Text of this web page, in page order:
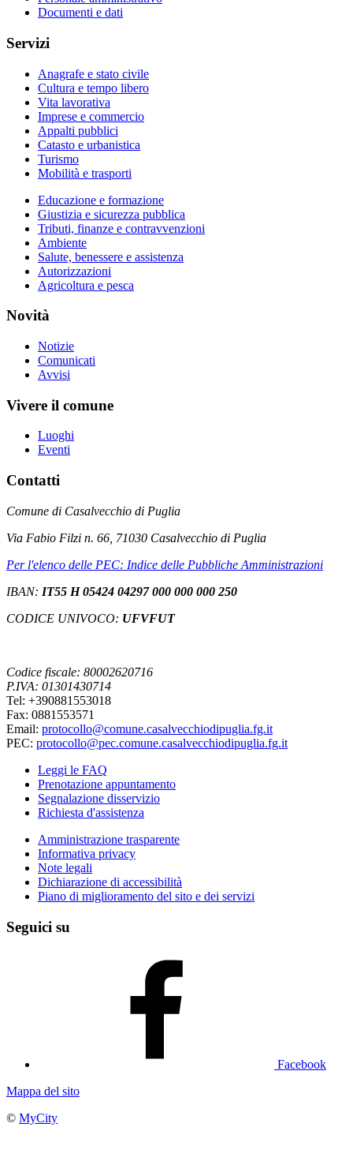
Documenti e dati
Servizi
Anagrafe e stato civile
Cultura e tempo libero
Vita lavorativa
Imprese e commercio
Appalti pubblici
Catasto e urbanistica
Turismo
Mobilità e trasporti
Educazione e formazione
Giustizia e sicurezza pubblica
Tributi, finanze e contravvenzioni
Ambiente
Salute, benessere e assistenza
Autorizzazioni
Agricoltura e pesca
Novità
Notizie
Comunicati
Avvisi
Vivere il comune
Luoghi
Eventi
Contatti
Comune di Casalvecchio di Puglia
Via Fabio Filzi n. 66, 71030 Casalvecchio di Puglia
Per l'elenco delle PEC: Indice delle Pubbliche Amministrazioni
IBAN: IT55 H 05424 04297 000 000 000 250
CODICE UNIVOCO: UFVFUT
Codice fiscale: 80002620716
P.IVA: 01301430714
Tel: +390881553018
Fax: 0881553571
Email: protocollo@comune.casalvecchiodipuglia.fg.it
PEC: protocollo@pec.comune.casalvecchiodipuglia.fg.it
Leggi le FAQ
Prenotazione appuntamento
Segnalazione disservizio
Richiesta d'assistenza
Amministrazione trasparente
Informativa privacy
Note legali
Dichiarazione di accessibilità
Piano di miglioramento del sito e dei servizi
Seguici su
Facebook
Mappa del sito
© MyCity